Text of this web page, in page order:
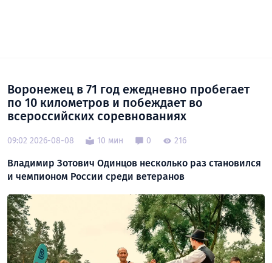
Воронежец в 71 год ежедневно пробегает
по 10 километров и побеждает во
всероссийских соревнованиях
09:02 2026-08-08 10 мин 0 216
Владимир Зотович Одинцов несколько раз становился
и чемпионом России среди ветеранов